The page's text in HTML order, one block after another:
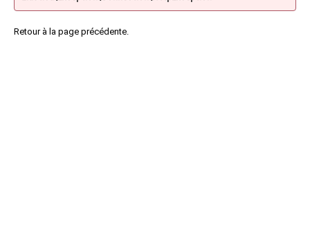
Retour à la page précédente.